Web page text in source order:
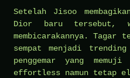
Setelah Jisoo
Dior baru tersebut,
membicarakannya.
sempat menjadi
penggemar yang
effortless namun tetap